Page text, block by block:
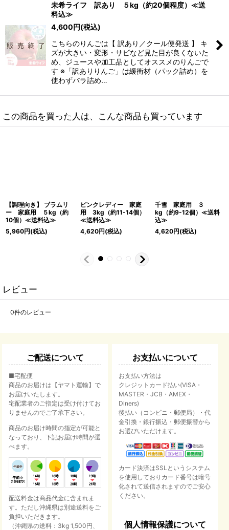
未希ライフ 訳あり ５kg（約20個程度）≪送
料込≫
4,600円(税込)
こちらのりんごは【 訳あり／クール便発送 】 キ
ズが大きい・変形・サビなど見た目が良くないた
め、ジュースや加工品としてオススメのりんごで
す ※「訳ありりんご」は緩衝材（パック詰め）を
使わずバラ詰め…
この商品を買った人は、こんな商品も買っています
【調理向き】 ブラムリ
ー 家庭用 ５kg（約
10個）≪送料込≫
5,960円(税込)
ピンクレディー 家庭
用 3kg（約11-14個）
≪送料込≫
4,620円(税込)
千雪 家庭用 ３
kg（約9-12個）≪送料
込≫
4,620円(税込)
レビュー
0件のレビュー
ご配送について
■宅配便
商品のお届けは【ヤマト運輸】で
お届けいたします。
宅配業者のご指定は受け付けてお
りませんのでご了承下さい。
商品のお届け時間の指定が可能と
なっており、下記お届け時間が選
べます。
配送料金は商品代金に含まれま
す。ただし沖縄県は別途送料をご
負担いただきます。
（沖縄県の送料：3kg 1,500円、
お支払いについて
お支払い方法は
クレジットカード払い(VISA・
MASTER・JCB・AMEX・
Diners)
後払い（コンビニ・郵便局）・代
金引換・銀行振込・郵便振替から
お選びいただけます。
カード決済はSSLというシステム
を使用しておりカード番号は暗号
化されて送信されますのでご安心
ください。
個人情報保護について